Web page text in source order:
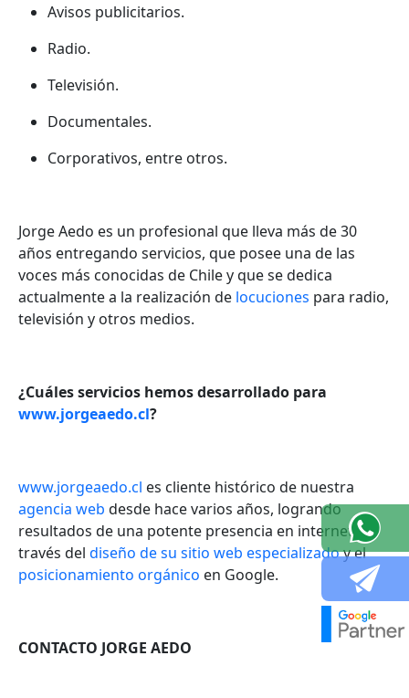
Avisos publicitarios.
Radio.
Televisión.
Documentales.
Corporativos, entre otros.
Jorge Aedo es un profesional que lleva más de 30
años entregando servicios, que posee una de las
voces más conocidas de Chile y que se dedica
actualmente a la realización de locuciones para radio,
televisión y otros medios.
¿Cuáles servicios hemos desarrollado para
www.jorgeaedo.cl?
www.jorgeaedo.cl es cliente histórico de nuestra
agencia web desde hace varios años, logrando
resultados de una potente presencia en internet a
través del diseño de su sitio web especializadoy el
posicionamiento orgánico en Google.
CONTACTO JORGE AEDO